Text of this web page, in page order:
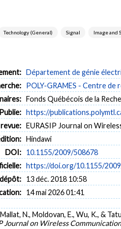
Technology (General) Signal Image and
Département de génie
POLY-GRAMES - Centre
Fonds Québécois de la
https://
EURASIP Journal on
Hindawi
DOI: 10.1155/2009/508678
https://doi.org/10.1155/
13 déc. 2018 10:58
14 mai 2026 01:41
N., Moldovan, E., Wu, K., &
Journal on Wireless